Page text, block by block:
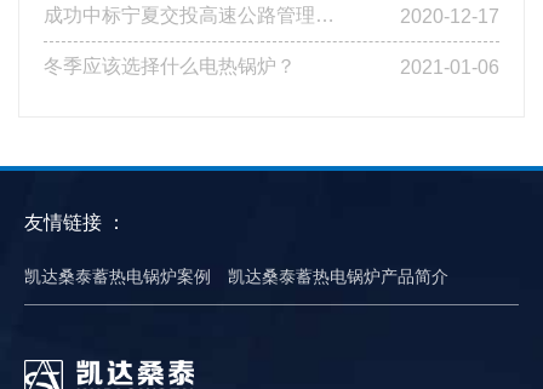
成功中标宁夏交投高速公路管理有限公司基层站点燃煤改造工程第四标段 2020-12-17
冬季应该选择什么电热锅炉？ 2021-01-06
友情链接 ：
凯达桑泰蓄热电锅炉案例 凯达桑泰蓄热电锅炉产品简介